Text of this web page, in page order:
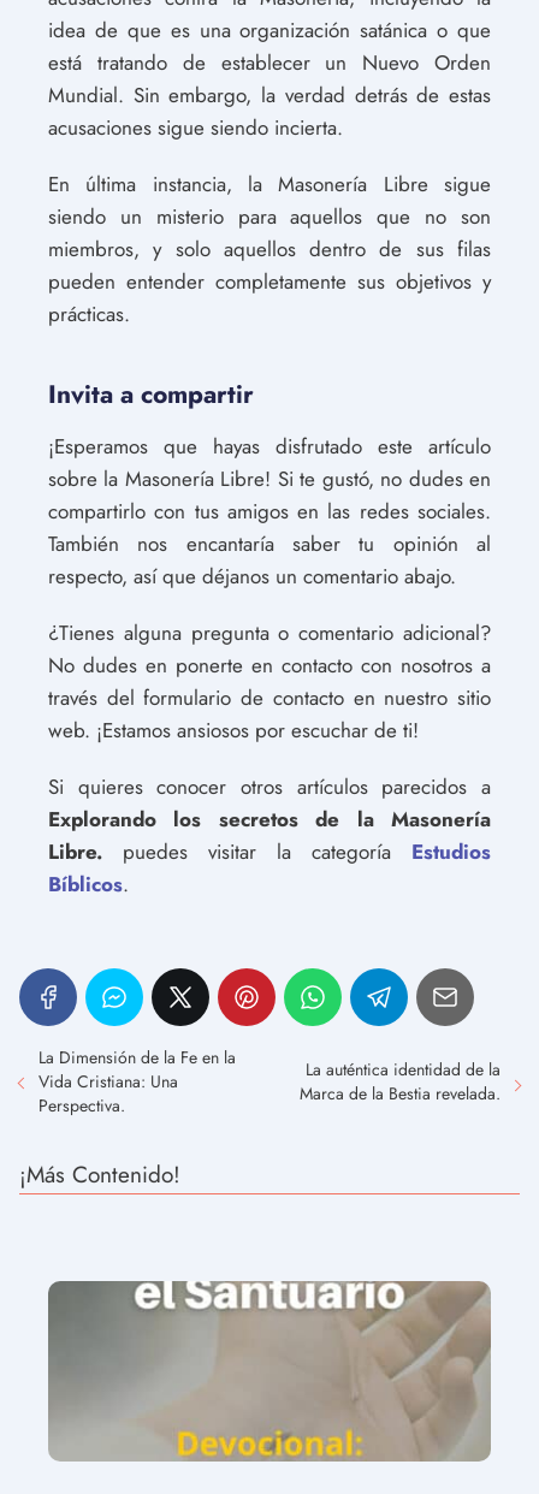
idea de que es una organización satánica o que
está tratando de establecer un Nuevo Orden
Mundial. Sin embargo, la verdad detrás de estas
acusaciones sigue siendo incierta.
En última instancia, la Masonería Libre sigue
siendo un misterio para aquellos que no son
miembros, y solo aquellos dentro de sus filas
pueden entender completamente sus objetivos y
prácticas.
Invita a compartir
¡Esperamos que hayas disfrutado este artículo
sobre la Masonería Libre! Si te gustó, no dudes en
compartirlo con tus amigos en las redes sociales.
También nos encantaría saber tu opinión al
respecto, así que déjanos un comentario abajo.
¿Tienes alguna pregunta o comentario adicional?
No dudes en ponerte en contacto con nosotros a
través del formulario de contacto en nuestro sitio
web. ¡Estamos ansiosos por escuchar de ti!
Si quieres conocer otros artículos parecidos a
Explorando los secretos de la Masonería
Libre. puedes visitar la categoría Estudios
Bíblicos.
La Dimensión de la Fe en la
Vida Cristiana: Una
Perspectiva.
La auténtica identidad de la
Marca de la Bestia revelada.
¡Más Contenido!